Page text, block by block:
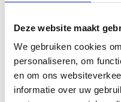
Deze website maakt
We gebruiken cookies
personaliseren, om
en om ons
informatie over uw
18-10
Jeugddag Triatlon